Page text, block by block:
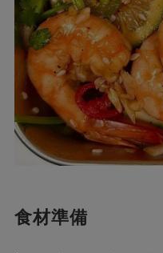
食材準備